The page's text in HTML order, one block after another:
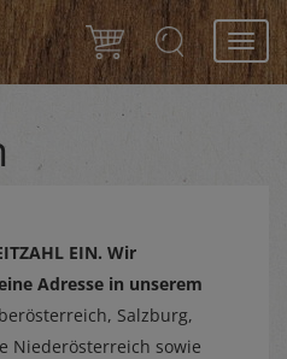
EIN. Wir
Adresse in unserem
Salzburg,
Niederösterreich sowie